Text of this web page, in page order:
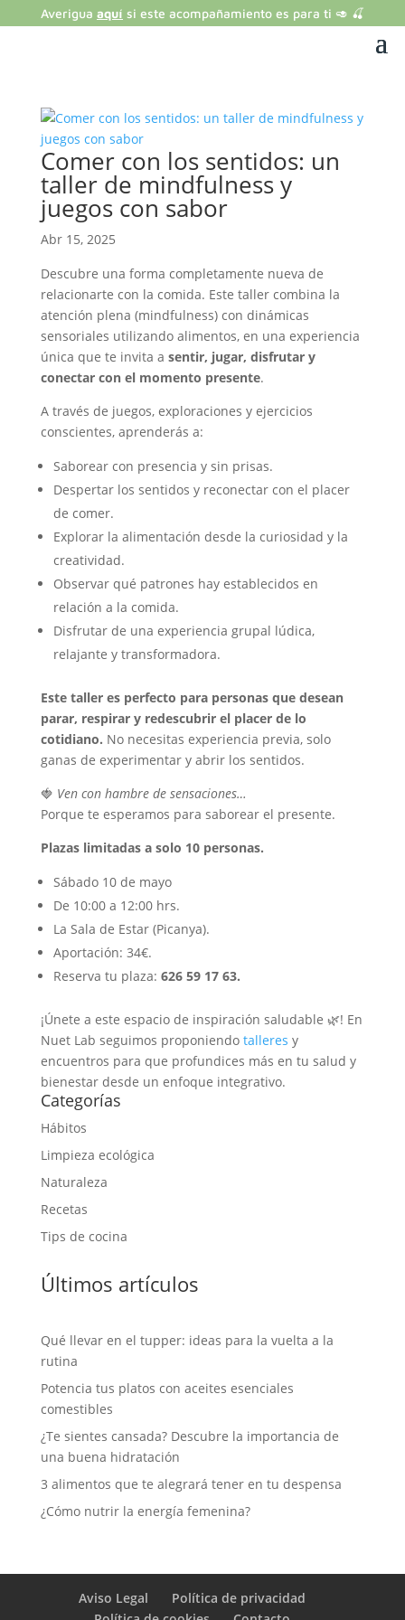
Averigua aquí si este acompañamiento es para ti 🥑 🍒
Comer con los sentidos: un
taller de mindfulness y
juegos con sabor
Abr 15, 2025
Descubre una forma completamente nueva de
relacionarte con la comida. Este taller combina la
atención plena (mindfulness) con dinámicas
sensoriales utilizando alimentos, en una experiencia
única que te invita a sentir, jugar, disfrutar y
conectar con el momento presente.
A través de juegos, exploraciones y ejercicios
conscientes, aprenderás a:
Saborear con presencia y sin prisas.
Despertar los sentidos y reconectar con el placer
de comer.
Explorar la alimentación desde la curiosidad y la
creatividad.
Observar qué patrones hay establecidos en
relación a la comida.
Disfrutar de una experiencia grupal lúdica,
relajante y transformadora.
Este taller es perfecto para personas que desean
parar, respirar y redescubrir el placer de lo
cotidiano. No necesitas experiencia previa, solo
ganas de experimentar y abrir los sentidos.
🍓 Ven con hambre de sensaciones…
Porque te esperamos para saborear el presente.
Plazas limitadas a solo 10 personas.
Sábado 10 de mayo
De 10:00 a 12:00 hrs.
La Sala de Estar (Picanya).
Aportación: 34€.
Reserva tu plaza: 626 59 17 63.
¡Únete a este espacio de inspiración saludable 🌿! En
Nuet Lab seguimos proponiendo talleres y
encuentros para que profundices más en tu salud y
bienestar desde un enfoque integrativo.
Categorías
Hábitos
Limpieza ecológica
Naturaleza
Recetas
Tips de cocina
Últimos artículos
Qué llevar en el tupper: ideas para la vuelta a la
rutina
Potencia tus platos con aceites esenciales
comestibles
¿Te sientes cansada? Descubre la importancia de
una buena hidratación
3 alimentos que te alegrará tener en tu despensa
¿Cómo nutrir la energía femenina?
Aviso Legal
Política de privacidad